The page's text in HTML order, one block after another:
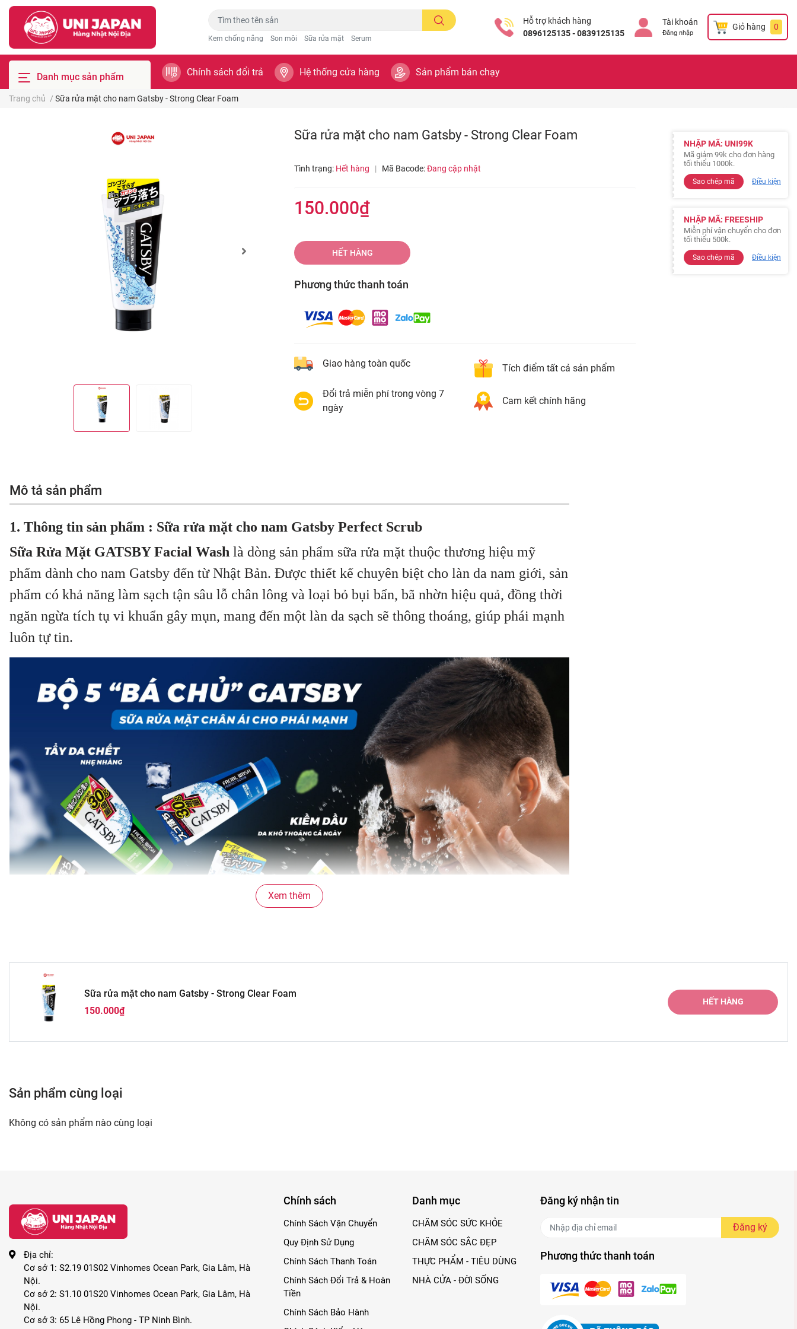
Kem chống nắng Son môi Sữa rửa mặt Serum
Hỗ trợ khách hàng
0896125135 - 0839125135
Tài khoản
Đăng nhập
Giỏ hàng 0
Danh mục sản phẩm Chính sách đổi trả Hệ thống cửa hàng Sản phẩm bán chạy
Trang chủ / Sữa rửa mặt cho nam Gatsby - Strong Clear Foam
Sữa rửa mặt cho nam Gatsby - Strong Clear Foam
Tình trạng: Hết hàng | Mã Bacode:Đang cập nhật
150.000₫
HẾT HÀNG
Phương thức thanh toán
Giao hàng toàn quốc Tích điểm tất cả sản phẩm
Đổi trả miễn phí trong vòng 7
ngày
Cam kết chính hãng
NHẬP MÃ: UNI99K
Mã giảm 99k cho đơn hàng
tối thiểu 1000k.
Sao chép mã Điều kiện
NHẬP MÃ: FREESHIP
Miễn phí vận chuyển cho đơn
tối thiểu 500k.
Sao chép mã Điều kiện
Mô tả sản phẩm
1. Thông tin sản phẩm : Sữa rửa mặt cho nam Gatsby Perfect Scrub
Sữa Rửa Mặt GATSBY Facial Wash là dòng sản phẩm sữa rửa mặt thuộc thương hiệu mỹ
phẩm dành cho nam Gatsby đến từ Nhật Bản. Được thiết kế chuyên biệt cho làn da nam giới, sản
phẩm có khả năng làm sạch tận sâu lỗ chân lông và loại bỏ bụi bẩn, bã nhờn hiệu quả, đồng thời
ngăn ngừa tích tụ vi khuẩn gây mụn, mang đến một làn da sạch sẽ thông thoáng, giúp phái mạnh
luôn tự tin.
xúc với bụi bẩn,
một cách nhẹ nhàng, cho làn da sạch thoáng, giữ ẩm cho da, ngăn ngừa mụn và mang lại cảm
giác dễ chịu, sảng khoái cho phái mạnh.
Với 1 triệu hạt nano scrub nhẹ nhàng massage sâu, lấy đi lớp da chết và chất bẩn dư thừa
trên mặt, tới từng lỗ chân lông.
Sử dụng một thời gian sẽ cảm thấy lỗ chân lông được se khít rõ rệt, mụn đầu đen cũng giảm
Xem thêm
Sữa rửa mặt cho nam Gatsby - Strong Clear Foam
150.000₫
HẾT HÀNG
Sản phẩm cùng loại
Không có sản phẩm nào cùng loại
Địa chỉ:
Cơ sở 1: S2.19 01S02 Vinhomes Ocean Park, Gia Lâm, Hà
Nội.
Cơ sở 2: S1.10 01S20 Vinhomes Ocean Park, Gia Lâm, Hà
Nội.
Cơ sở 3: 65 Lê Hồng Phong - TP Ninh Bình.
Chính sách
Chính Sách Vận Chuyển
Quy Định Sử Dụng
Chính Sách Thanh Toán
Chính Sách Đổi Trả & Hoàn
Tiền
Chính Sách Bảo Hành
Danh mục
CHĂM SÓC SỨC KHỎE
CHĂM SÓC SẮC ĐẸP
THỰC PHẨM - TIÊU DÙNG
NHÀ CỬA - ĐỜI SỐNG
Đăng ký nhận tin
Đăng ký
Phương thức thanh toán